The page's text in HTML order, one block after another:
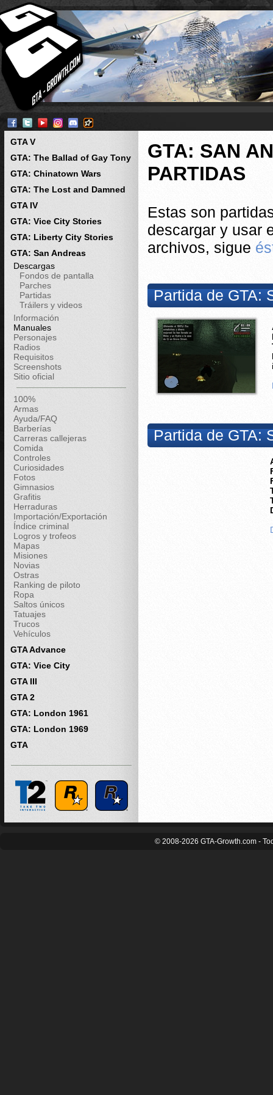
GTA V
GTA: The Ballad of Gay Tony
GTA: Chinatown Wars
GTA: The Lost and Damned
GTA IV
GTA: Vice City Stories
GTA: Liberty City Stories
GTA: San Andreas
Descargas
Fondos de pantalla
Parches
Partidas
Tráilers y videos
Información
Manuales
Personajes
Radios
Requisitos
Screenshots
Sitio oficial
100%
Armas
Ayuda/FAQ
Barberías
Carreras callejeras
Comida
Controles
Curiosidades
Fotos
Gimnasios
Grafitis
Herraduras
Importación/Exportación
Índice criminal
Logros y trofeos
Mapas
Misiones
Novias
Ostras
Ranking de piloto
Ropa
Saltos únicos
Tatuajes
Trucos
Vehículos
GTA Advance
GTA: Vice City
GTA III
GTA 2
GTA: London 1961
GTA: London 1969
GTA
GTA: SAN
PARTIDAS
Estas son
descargar y usar
archivos, sigue
Partida de GTA:
Partida de GTA:
© 2008-2026 GTA-Growth.com -